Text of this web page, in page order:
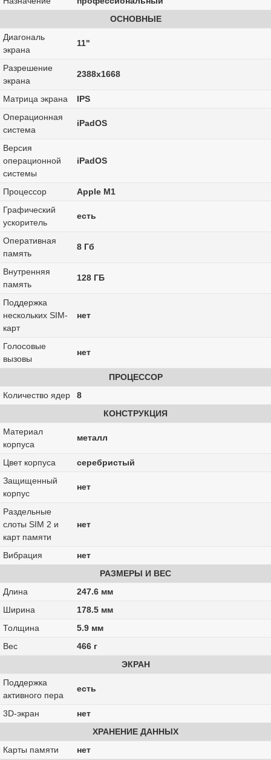
ОСНОВНЫЕ
Диагональ
экрана
11"
Разрешение
экрана
2388x1668
Матрица экрана
IPS
Операционная
система
iPadOS
Версия
операционной
системы
iPadOS
Процессор
Apple M1
Графический
ускоритель
есть
Оперативная
память
8 Гб
Внутренняя
память
128 ГБ
Поддержка
нескольких SIM-
карт
нет
Голосовые
вызовы
нет
ПРОЦЕССОР
Количество ядер
8
КОНСТРУКЦИЯ
Материал
корпуса
металл
Цвет корпуса
серебристый
Защищенный
корпус
нет
Раздельные
слоты SIM 2 и
карт памяти
нет
Вибрация
нет
РАЗМЕРЫ И ВЕС
Длина
247.6 мм
Ширина
178.5 мм
Толщина
5.9 мм
Вес
466 г
ЭКРАН
Поддержка
активного пера
есть
3D-экран
нет
ХРАНЕНИЕ ДАННЫХ
Карты памяти
нет